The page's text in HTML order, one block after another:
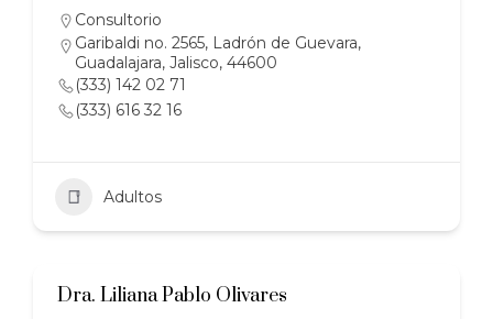
Consultorio
Garibaldi no. 2565, Ladrón de Guevara,
Guadalajara, Jalisco, 44600
(333) 142 02 71
(333) 616 32 16
Adultos
Dra. Liliana Pablo Olivares